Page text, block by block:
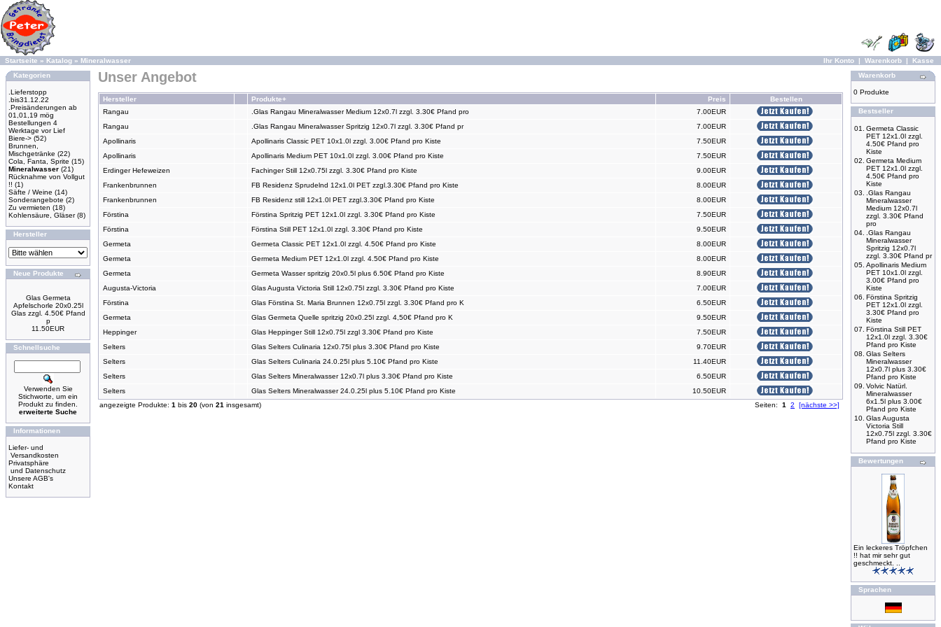
Startseite » Katalog » Mineralwasser Ihr Konto | Warenkorb | Kasse
Kategorien
.Lieferstopp
.bis31.12.22
.Preisänderungen ab
01,01,19 mög
Bestellungen 4
Werktage vor Lief
Biere-> (52)
Brunnen,
Mischgetränke (22)
Cola, Fanta, Sprite (15)
Mineralwasser (21)
Rücknahme von Vollgut
!! (1)
Säfte / Weine (14)
Sonderangebote (2)
Zu vermieten (18)
Kohlensäure, Gläser(8)
Hersteller
Neue Produkte
Glas Germeta
Apfelschorle 20x0.25l
Glas zzgl. 4.50€ Pfand
p
11.50EUR
Schnellsuche
Verwenden Sie
Stichworte, um ein
Produkt zu finden.
erweiterte Suche
Informationen
Liefer- und
Versandkosten
Privatsphäre
und Datenschutz
Unsere AGB's
Kontakt
Unser Angebot
Hersteller Produkte+ Preis
Bestellen
Rangau
.Glas Rangau Mineralwasser Medium 12x0.7l zzgl. 3.30€ Pfand pro
7.00EUR
Rangau
.Glas Rangau Mineralwasser Spritzig 12x0.7l zzgl. 3.30€ Pfand pr
7.00EUR
Apollinaris
Apollinaris Classic PET 10x1.0l zzgl. 3.00€ Pfand pro Kiste
7.50EUR
Apollinaris
Apollinaris Medium PET 10x1.0l zzgl. 3.00€ Pfand pro Kiste
7.50EUR
Erdinger Hefeweizen
Fachinger Still 12x0.75l zzgl. 3.30€ Pfand pro Kiste
9.00EUR
Frankenbrunnen
FB Residenz Sprudelnd 12x1.0l PET zzgl.3.30€ Pfand pro Kiste
8.00EUR
Frankenbrunnen
FB Residenz still 12x1.0l PET zzgl.3.30€ Pfand pro Kiste
8.00EUR
Förstina
Förstina Spritzig PET 12x1.0l zzgl. 3.30€ Pfand pro Kiste
7.50EUR
Förstina
Förstina Still PET 12x1.0l zzgl. 3.30€ Pfand pro Kiste
9.50EUR
Germeta
Germeta Classic PET 12x1.0l zzgl. 4.50€ Pfand pro Kiste
8.00EUR
Germeta
Germeta Medium PET 12x1.0l zzgl. 4.50€ Pfand pro Kiste
8.00EUR
Germeta
Germeta Wasser spritzig 20x0.5l plus 6.50€ Pfand pro Kiste
8.90EUR
Augusta-Victoria
Glas Augusta Victoria Still 12x0.75l zzgl. 3.30€ Pfand pro Kiste
7.00EUR
Förstina
Glas Förstina St. Maria Brunnen 12x0.75l zzgl. 3.30€ Pfand pro K
6.50EUR
Germeta
Glas Germeta Quelle spritzig 20x0.25l zzgl. 4,50€ Pfand pro K
9.50EUR
Heppinger
Glas Heppinger Still 12x0.75l zzgl 3.30€ Pfand pro Kiste
7.50EUR
Selters
Glas Selters Culinaria 12x0.75l plus 3.30€ Pfand pro Kiste
9.70EUR
Selters
Glas Selters Culinaria 24.0.25l plus 5.10€ Pfand pro Kiste
11.40EUR
Selters
Glas Selters Mineralwasser 12x0.7l plus 3.30€ Pfand pro Kiste
6.50EUR
Selters
Glas Selters Mineralwasser 24.0.25l plus 5.10€ Pfand pro Kiste
10.50EUR
angezeigte Produkte: 1 bis 20 (von 21 insgesamt) Seiten: 1 2 [nächste >>]
Warenkorb
0 Produkte
Bestseller
01.
Germeta Classic
PET 12x1.0l zzgl.
4.50€ Pfand pro
Kiste
02. Germeta Medium
PET 12x1.0l zzgl.
4.50€ Pfand pro
Kiste
03.
.Glas Rangau
Mineralwasser
Medium 12x0.7l
zzgl. 3.30€ Pfand
pro
04.
.Glas Rangau
Mineralwasser
Spritzig 12x0.7l
zzgl. 3.30€ Pfand pr
05. Apollinaris Medium
PET 10x1.0l zzgl.
3.00€ Pfand pro
Kiste
06. Förstina Spritzig
PET 12x1.0l zzgl.
3.30€ Pfand pro
Kiste
07. Förstina Still PET
12x1.0l zzgl. 3.30€
Pfand pro Kiste
08. Glas Selters
Mineralwasser
12x0.7l plus 3.30€
Pfand pro Kiste
09. Volvic Natürl.
Mineralwasser
6x1.5l plus 3.00€
Pfand pro Kiste
10. Glas Augusta
Victoria Still
12x0.75l zzgl. 3.30€
Pfand pro Kiste
Bewertungen
Ein leckeres Tröpfchen
!! hat mir sehr gut
geschmeckt. ..
Sprachen